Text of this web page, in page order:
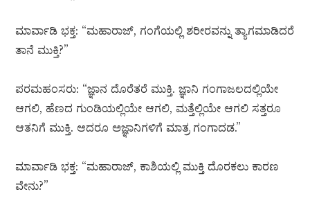
ಮಾರ್ವಾಡಿ ಭಕ್ತ: “ಮಹಾರಾಜ್, ಗಂಗೆಯಲ್ಲಿ ಶರೀರವನ್ನು ತ್ಯಾಗಮಾಡಿದರೆ
ತಾನೆ ಮುಕ್ತಿ?”
ಪರಮಹಂಸರು: “ಜ್ಞಾನ ದೊರೆತರೆ ಮುಕ್ತಿ. ಜ್ಞಾನಿ ಗಂಗಾಜಲದಲ್ಲಿಯೇ
ಆಗಲಿ, ಹೆಣದ ಗುಂಡಿಯಲ್ಲಿಯೇ ಆಗಲಿ, ಮತ್ತೆಲ್ಲಿಯೇ ಆಗಲಿ ಸತ್ತರೂ
ಆತನಿಗೆ ಮುಕ್ತಿ. ಆದರೂ ಅಜ್ಞಾನಿಗಳಿಗೆ ಮಾತ್ರ ಗಂಗಾದಡ.”
ಮಾರ್ವಾಡಿ ಭಕ್ತ: “ಮಹಾರಾಜ್, ಕಾಶಿಯಲ್ಲಿ ಮುಕ್ತಿ ದೊರಕಲು ಕಾರಣ
ವೇನು?”